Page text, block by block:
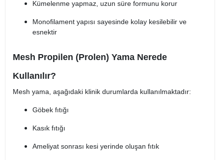
Kümelenme yapmaz, uzun süre formunu korur
Monofilament yapısı sayesinde kolay kesilebilir ve
esnektir
Mesh Propilen (Prolen) Yama Nerede
Kullanılır?
Mesh yama, aşağıdaki klinik durumlarda kullanılmaktadır:
Göbek fıtığı
Kasık fıtığı
Ameliyat sonrası kesi yerinde oluşan fıtık